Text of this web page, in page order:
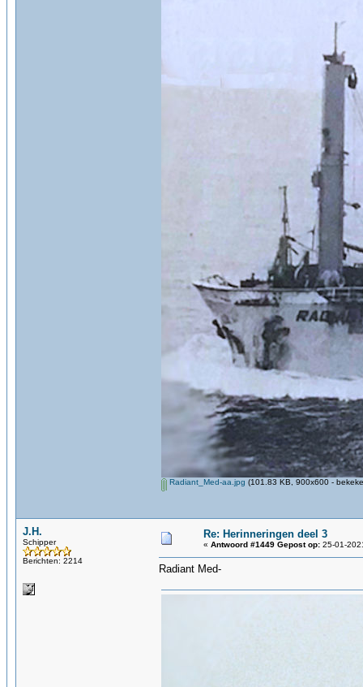
Radiant_Med-aa.jpg (101.83 KB, 900x600 -
J.H.
Schipper
Berichten: 2214
Re: Herinneringen deel 3
« Antwoord #1449 Gepost op: 25-01-
Radiant Med-